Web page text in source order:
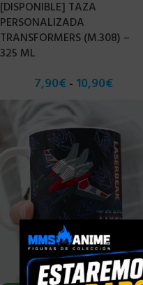
[DISPONIBLE] TAZA
PERSONALIZADA
TRANSFORMERS (M.308) –
325 ML
7,90€- 10,90€